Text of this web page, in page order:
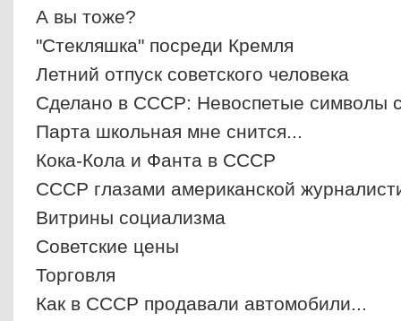
А вы тоже?
"Стекляшка" посреди Кремля
Летний отпуск советского человека
Сделано в СССР: Невоспетые символы
Парта школьная мне снится...
Кока-Кола и Фанта в СССР
СССР глазами американской
Витрины социализма
Советские цены
Торговля
Как в СССР продавали автомобили...